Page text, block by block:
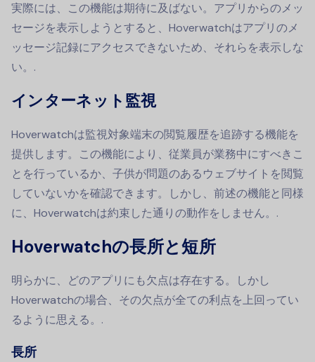
実際には、この機能は期待に及ばない。アプリからのメッ
セージを表示しようとすると、Hoverwatchはアプリのメ
ッセージ記録にアクセスできないため、それらを表示しな
い。.
インターネット監視
Hoverwatchは監視対象端末の閲覧履歴を追跡する機能を
提供します。この機能により、従業員が業務中にすべきこ
とを行っているか、子供が問題のあるウェブサイトを閲覧
していないかを確認できます。しかし、前述の機能と同様
に、Hoverwatchは約束した通りの動作をしません。.
Hoverwatchの長所と短所
明らかに、どのアプリにも欠点は存在する。しかし
Hoverwatchの場合、その欠点が全ての利点を上回ってい
るように思える。.
長所